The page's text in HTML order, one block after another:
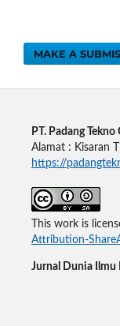
MAKE A
PT. Padang Tekno
Alamat : Kisaran
https://
This work is
Attribution-
Jurnal Dunia Ilmu